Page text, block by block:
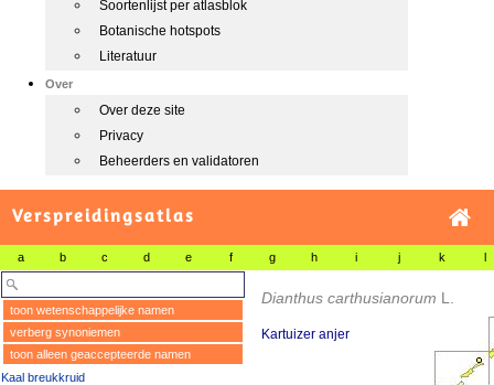
Soortenlijst per atlasblok
Botanische hotspots
Literatuur
Over
Over deze site
Privacy
Beheerders en validatoren
Verspreidingsatlas
a b c d e f g h i j k l
toon wetenschappelijke namen
verberg synoniemen
toon alleen geaccepteerde namen
Kaal breukkruid
Dianthus carthusianorum L.
Kartuizer anjer